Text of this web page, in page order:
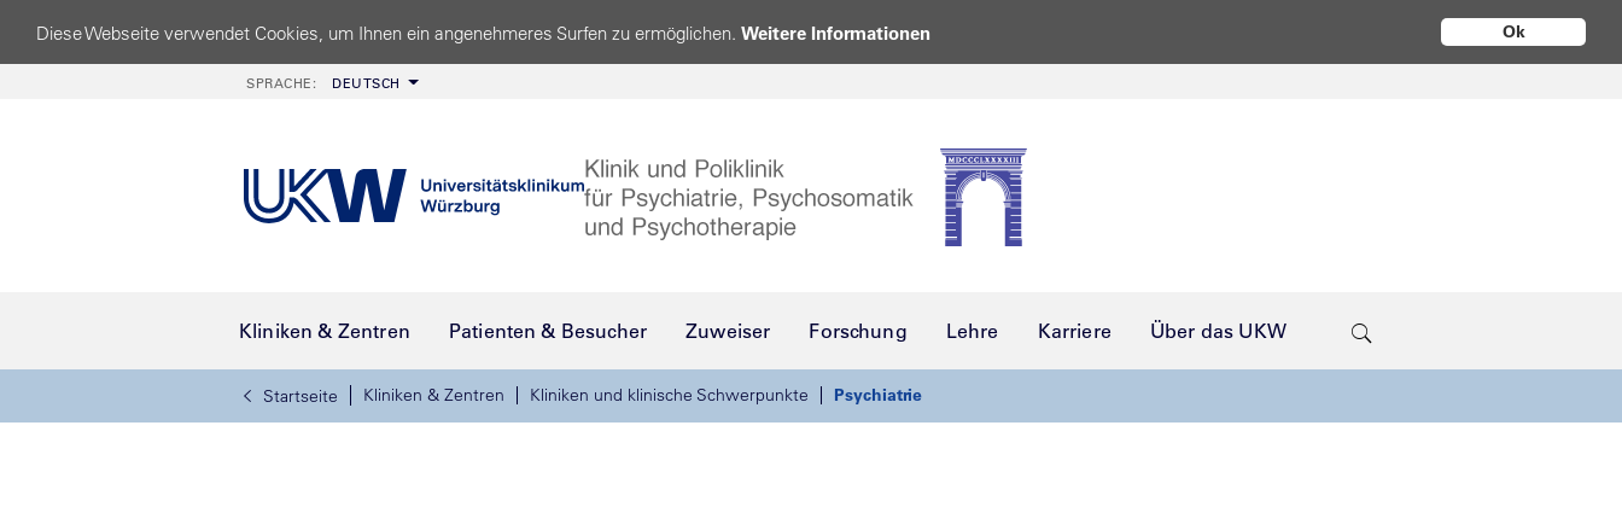
Ok
Diese Webseite verwendet Cookies, um Ihnen ein angenehmeres Surfen zu ermöglichen. Weitere Informationen
SPRACHE: DEUTSCH
Kliniken & Zentren Patienten & Besucher Zuweiser Forschung Lehre Karriere Über das UKW
Startseite Kliniken & Zentren Kliniken und klinische Schwerpunkte Psychiatrie